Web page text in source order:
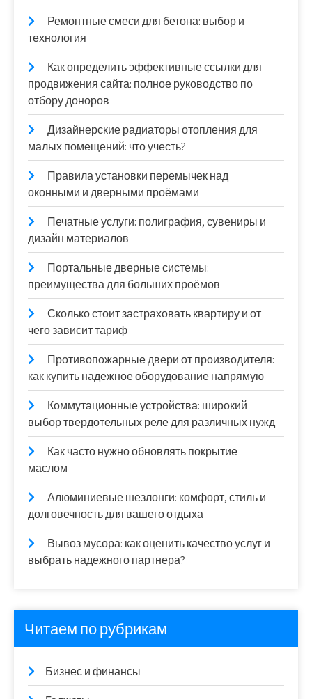
Ремонтные смеси для бетона: выбор и
технология
Как определить эффективные ссылки для
продвижения сайта: полное руководство по
отбору доноров
Дизайнерские радиаторы отопления для
малых помещений: что учесть?
Правила установки перемычек над
оконными и дверными проёмами
Печатные услуги: полиграфия, сувениры и
дизайн материалов
Портальные дверные системы:
преимущества для больших проёмов
Сколько стоит застраховать квартиру и от
чего зависит тариф
Противопожарные двери от производителя:
как купить надежное оборудование напрямую
Коммутационные устройства: широкий
выбор твердотельных реле для различных нужд
Как часто нужно обновлять покрытие
маслом
Алюминиевые шезлонги: комфорт, стиль и
долговечность для вашего отдыха
Вывоз мусора: как оценить качество услуг и
выбрать надежного партнера?
Читаем по рубрикам
Бизнес и финансы